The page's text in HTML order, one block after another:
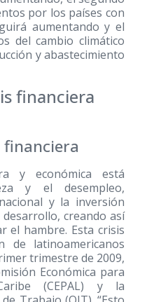
por los países con
aumentando y el
del cambio climático
y abastecimiento
financiera
y económica está
y el desempleo,
y la inversión
creando así
el hambre. Esta crisis
latinoamericanos
trimestre de 2009,
Económica para
(CEPAL) y la